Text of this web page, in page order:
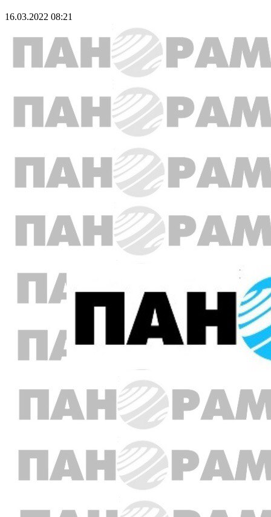
16.03.2022 08:21